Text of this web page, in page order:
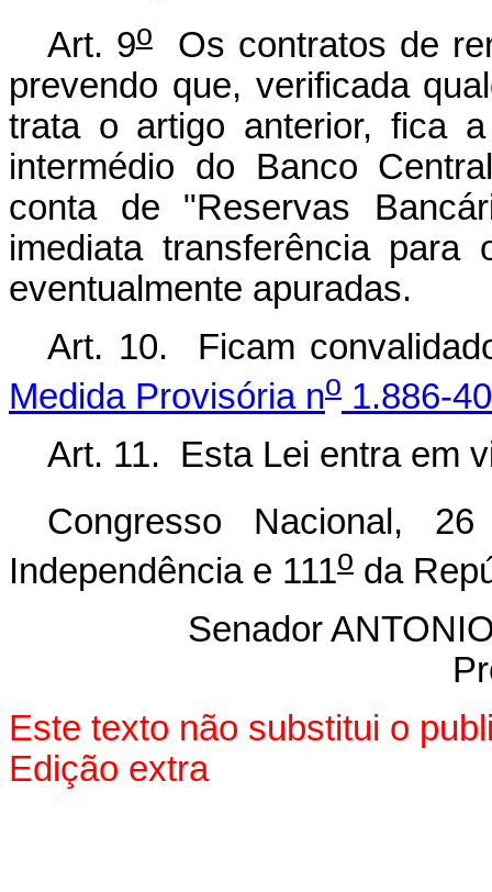
Art. 9oOs contratos de
prevendo que, verificada
trata o artigo anterior, fica
intermédio do Banco
conta de "Reservas
imediata transferência para
eventualmente apuradas.
Art. 10. Ficam
Medida Provisória no 1.886-
Art. 11. Esta Lei entra em
Congresso Nacional,
Independência e 111o da
Senador
Este texto não substitui o
Edição extra